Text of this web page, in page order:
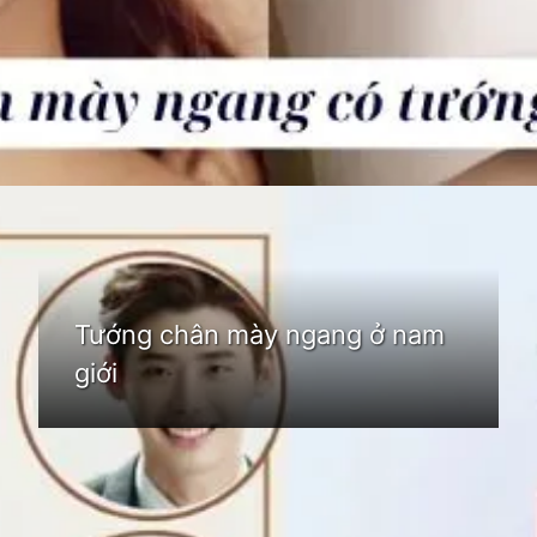
Tướng chân mày ngang ở nam
giới